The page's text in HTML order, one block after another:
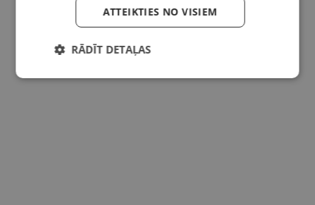
ATTEIKTIES NO VISIEM
RĀDĪT DETAĻAS